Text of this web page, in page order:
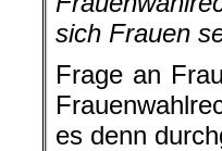
sich Frauen
Frage an
es denn